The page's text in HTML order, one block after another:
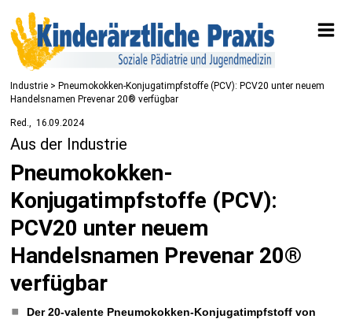
Industrie > Pneumokokken-Konjugatimpfstoffe (PCV): PCV20 unter neuem
Handelsnamen Prevenar 20® verfügbar
Red. 16.09.2024
Aus der Industrie
Pneumokokken-
Konjugatimpfstoffe (PCV):
PCV20 unter neuem
Handelsnamen Prevenar 20®
verfügbar
Der 20-valente Pneumokokken-Konjugatimpfstoff von